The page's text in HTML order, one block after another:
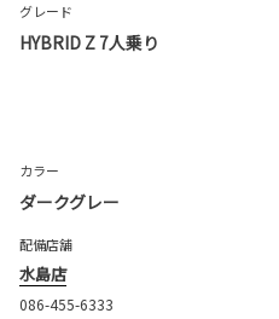
グレード
HYBRID Z 7人乗り
カラー
ダークグレー
配備店舗
水島店
086-455-6333